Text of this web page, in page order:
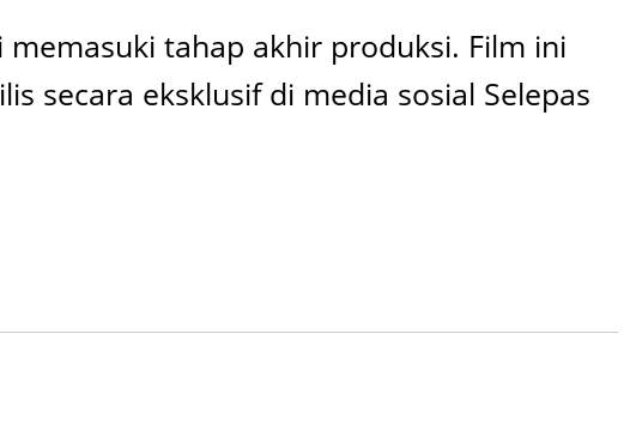
memasuki tahap akhir produksi. Film ini
secara eksklusif di media sosial Selepas